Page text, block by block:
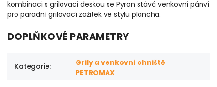
kombinaci s grilovací deskou se Pyron stává venkovní pánví
pro parádní grilovací zážitek ve stylu plancha.
DOPLŇKOVÉ PARAMETRY
Kategorie:
Grily a venkovní ohniště
PETROMAX